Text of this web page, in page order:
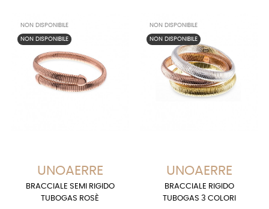
NON DISPONIBILE
NON DISPONIBILE
UNOAERRE
BRACCIALE SEMI RIGIDO
TUBOGAS ROSÈ
NON DISPONIBILE
NON DISPONIBILE
UNOAERRE
BRACCIALE RIGIDO
TUBOGAS 3 COLORI